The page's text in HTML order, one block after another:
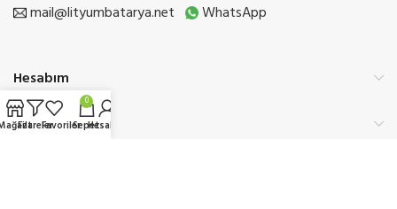
mail@lityumbatarya.net
WhatsApp
Hesabım
Kurumsal
FiltrelerFavoriler
0
SepetHesabım